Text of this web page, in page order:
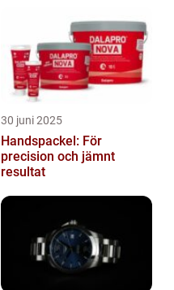
30 juni 2025
Handspackel: För
precision och jämnt
resultat